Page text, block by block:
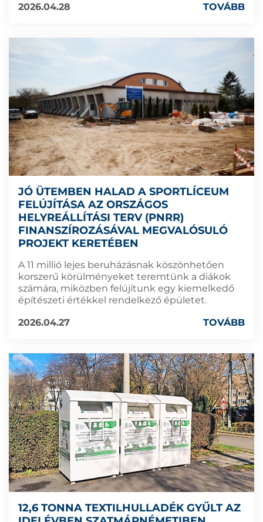
2026.04.28
TOVÁBB
JÓ ÜTEMBEN HALAD A SPORTLÍCEUM
FELÚJÍTÁSA AZ ORSZÁGOS
HELYREÁLLÍTÁSI TERV (PNRR)
FINANSZÍROZÁSÁVAL MEGVALÓSULÓ
PROJEKT KERETÉBEN
A 11 millió lejes beruházásnak köszönhetően
korszerű körülményeket teremtünk a diákok
számára, miközben felújítunk egy kiemelkedő
építészeti értékkel rendelkező épületet.
2026.04.27
TOVÁBB
12,6 TONNA TEXTILHULLADÉK GYŰLT AZ